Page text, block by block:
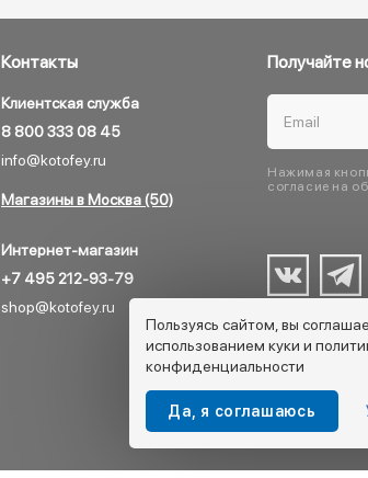
Контакты
Клиентская служба
8 800 333 08 45
info@kotofey.ru
Магазины в Москва (50)
Интернет-магазин
+7 495 212-93-79
shop@kotofey.ru
Получайте
Нажимая
согласие на
Пользуясь сайтом, вы
использованием куки и
конфиденциальности
Да, я соглашаюсь